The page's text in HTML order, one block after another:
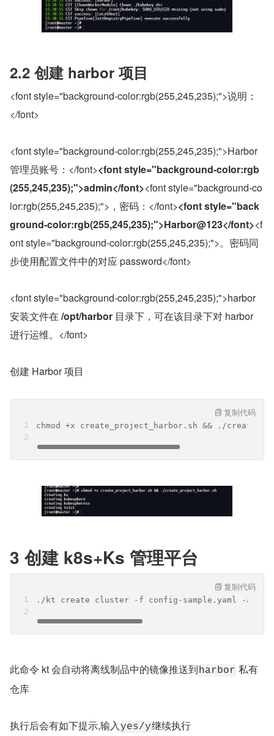
2.2 创建 harbor 项目
<font style="background-color:rgb(255,245,235);">说明：
</font>
<font style="background-color:rgb(255,245,235);">Harbor
管理员账号：</font><font style="background-color:rgb
(255,245,235);">admin</font><font style="background-co
lor:rgb(255,245,235);">，密码：</font><font style="back
ground-color:rgb(255,245,235);">Harbor@123</font><f
ont style="background-color:rgb(255,245,235);">。密码同
步使用配置文件中的对应 password</font>
<font style="background-color:rgb(255,245,235);">harbor
安装文件在 /opt/harbor 目录下，可在该目录下对 harbor
进行运维。</font>
创建 Harbor 项目
chmod +x create_project_harbor.sh && ./
复制代码
3 创建 k8s+Ks 管理平台
./kt create cluster -f config-sample.yaml -a
复制代码
此命令 kt 会自动将离线制品中的镜像推送到harbor 私有
仓库
执行后会有如下提示,输入yes/y继续执行